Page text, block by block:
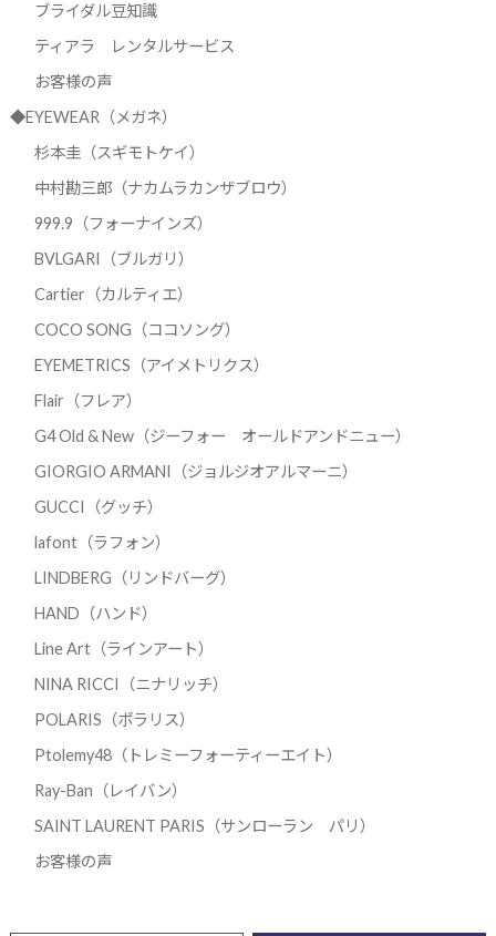
ブライダル豆知識
ティアラ レンタルサービス
お客様の声
◆EYEWEAR（メガネ）
杉本圭（スギモトケイ）
中村勘三郎（ナカムラカンザブロウ）
999.9（フォーナインズ）
BVLGARI（ブルガリ）
Cartier（カルティエ）
COCO SONG（ココソング）
EYEMETRICS（アイメトリクス）
Flair（フレア）
G4 Old & New（ジーフォー オールドアンドニュー）
GIORGIO ARMANI（ジョルジオアルマーニ）
GUCCI（グッチ）
lafont（ラフォン）
LINDBERG（リンドバーグ）
HAND（ハンド）
Line Art（ラインアート）
NINA RICCI（ニナリッチ）
POLARIS（ポラリス）
Ptolemy48（トレミーフォーティーエイト）
Ray-Ban（レイバン）
SAINT LAURENT PARIS（サンローラン パリ）
お客様の声